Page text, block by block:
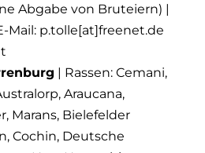
Abgabe von Bruteiern) |
Mail: p.tolle[at]freenet.de
| Rassen: Cemani,
Araucana,
Marans, Bielefelder
, Cochin, Deutsche